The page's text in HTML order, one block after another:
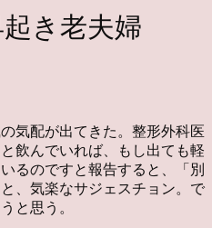
起き老夫婦
気配が出てきた。整形外科医
飲んでいれば、もし出ても軽
るのですと報告すると、「別
、気楽なサジェスチョン。で
と思う。